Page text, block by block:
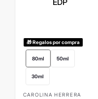
🎁 Regalos por compra
80ml 50ml
30ml
CAROLINA HERRERA